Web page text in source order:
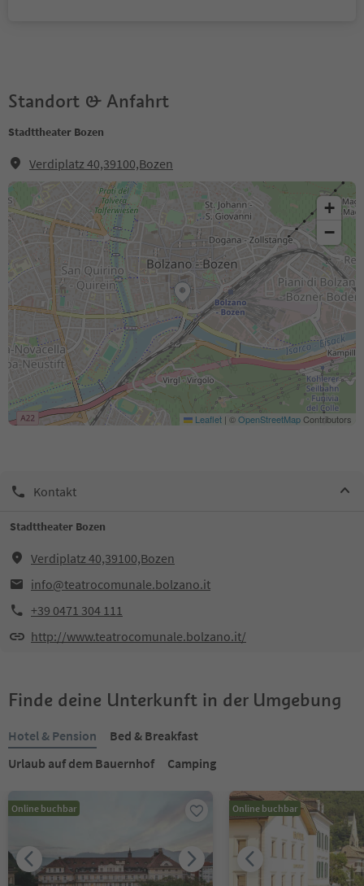
Standort & Anfahrt
Stadttheater Bozen
Verdiplatz 40,39100,Bozen
+
−
Leaflet | ©OpenStreetMapContributors
Kontakt
Stadttheater Bozen
Verdiplatz 40,39100,Bozen
info@teatrocomunale.bolzano.it
+39 0471 304 111
http://www.teatrocomunale.bolzano.it/
Finde deine Unterkunft in der Umgebung
Hotel & Pension
Bed & Breakfast
Urlaub auf dem Bauernhof
Camping
Online buchbar Online buchbar